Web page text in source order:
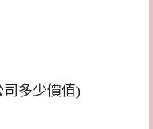
司多少價值)